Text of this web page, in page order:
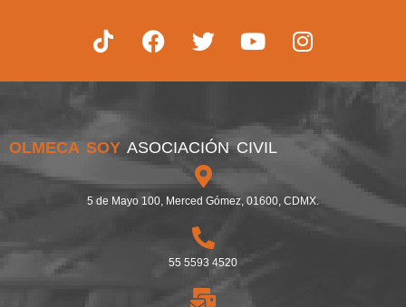
OLMECA SOY ASOCIACIÓN CIVIL
5 de Mayo 100, Merced Gómez, 01600, CDMX.
55 5593 4520